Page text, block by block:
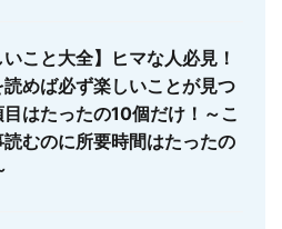
いこと大全】ヒマな人必見！
読めば必ず楽しいことが見つ
はたったの10個だけ！～こ
むのに所要時間はたったの